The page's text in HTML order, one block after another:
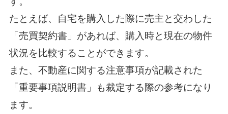
たとえば、自宅を購入した際に売主と交わした
「売買契約書」があれば、購入時と現在の物件
状況を比較することができます。
また、不動産に関する注意事項が記載された
「重要事項説明書」も裁定する際の参考になり
ます。